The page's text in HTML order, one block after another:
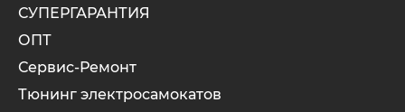
СУПЕРГАРАНТИЯ
ОПТ
Сервис-Ремонт
Тюнинг электросамокатов